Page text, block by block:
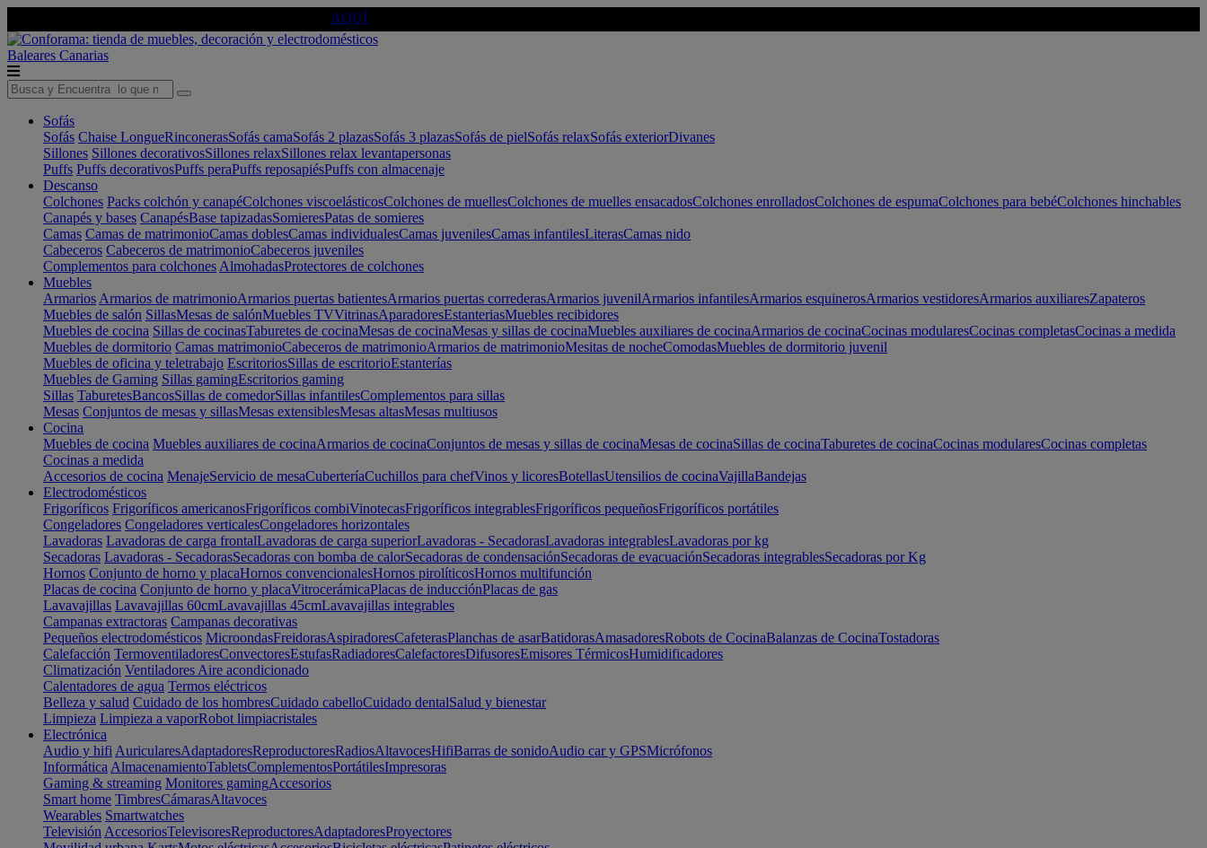
AQUÍ
Baleares Canarias
Sofás
Sofás Chaise LongueRinconerasSofás camaSofás 2 plazasSofás 3 plazasSofás de pielSofás relaxSofás exteriorDivanes
Sillones Sillones decorativosSillones relaxSillones relax levantapersonas
Puffs Puffs decorativosPuffs peraPuffs reposapiésPuffs con almacenaje
Descanso
Colchones Packs colchón y canapéColchones viscoelásticosColchones de muellesColchones de muelles ensacadosColchones enrolladosColchones de espumaColchones para bebéColchones hinchables
Canapés y bases CanapésBase tapizadasSomieresPatas de somieres
Camas Camas de matrimonioCamas doblesCamas individualesCamas juvenilesCamas infantilesLiterasCamas nido
Cabeceros Cabeceros de matrimonioCabeceros juveniles
Complementos para colchones AlmohadasProtectores de colchones
Muebles
Armarios Armarios de matrimonioArmarios puertas batientesArmarios puertas correderasArmarios juvenilArmarios infantilesArmarios esquinerosArmarios vestidoresArmarios auxiliaresZapateros
Muebles de salón SillasMesas de salónMuebles TVVitrinasAparadoresEstanteriasMuebles recibidores
Muebles de cocina Sillas de cocinasTaburetes de cocinaMesas de cocinaMesas y sillas de cocinaMuebles auxiliares de cocinaArmarios de cocinaCocinas modularesCocinas completasCocinas a medida
Muebles de dormitorio Camas matrimonioCabeceros de matrimonioArmarios de matrimonioMesitas de nocheComodasMuebles de dormitorio juvenil
Muebles de oficina y teletrabajo EscritoriosSillas de escritorioEstanterías
Muebles de Gaming Sillas gamingEscritorios gaming
Sillas TaburetesBancosSillas de comedorSillas infantilesComplementos para sillas
Mesas Conjuntos de mesas y sillasMesas extensiblesMesas altasMesas multiusos
Cocina
Muebles de cocina Muebles auxiliares de cocinaArmarios de cocinaConjuntos de mesas y sillas de cocinaMesas de cocinaSillas de cocinaTaburetes de cocinaCocinas modularesCocinas completas
Cocinas a medida
Accesorios de cocina MenajeServicio de mesaCuberteríaCuchillos para chefVinos y licoresBotellasUtensilios de cocinaVajillaBandejas
Electrodomésticos
Frigoríficos Frigoríficos americanosFrigoríficos combiVinotecasFrigoríficos integrablesFrigoríficos pequeñosFrigoríficos portátiles
Congeladores Congeladores verticalesCongeladores horizontales
Lavadoras Lavadoras de carga frontalLavadoras de carga superiorLavadoras - SecadorasLavadoras integrablesLavadoras por kg
Secadoras Lavadoras - SecadorasSecadoras con bomba de calorSecadoras de condensaciónSecadoras de evacuaciónSecadoras integrablesSecadoras por Kg
Hornos Conjunto de horno y placaHornos convencionalesHornos pirolíticosHornos multifunción
Placas de cocina Conjunto de horno y placaVitrocerámicaPlacas de inducciónPlacas de gas
Lavavajillas Lavavajillas 60cmLavavajillas 45cmLavavajillas integrables
Campanas extractoras Campanas decorativas
Pequeños electrodomésticos MicroondasFreidorasAspiradoresCafeterasPlanchas de asarBatidorasAmasadoresRobots de CocinaBalanzas de CocinaTostadoras
Calefacción TermoventiladoresConvectoresEstufasRadiadoresCalefactoresDifusoresEmisores TérmicosHumidificadores
Climatización Ventiladores Aire acondicionado
Calentadores de agua Termos eléctricos
Belleza y salud Cuidado de los hombresCuidado cabelloCuidado dentalSalud y bienestar
Limpieza Limpieza a vaporRobot limpiacristales
Electrónica
Audio y hifi AuricularesAdaptadoresReproductoresRadiosAltavocesHifiBarras de sonidoAudio car y GPSMicrófonos
Informática AlmacenamientoTabletsComplementosPortátilesImpresoras
Gaming & streaming Monitores gamingAccesorios
Smart home TimbresCámarasAltavoces
Wearables Smartwatches
Televisión AccesoriosTelevisoresReproductoresAdaptadoresProyectores